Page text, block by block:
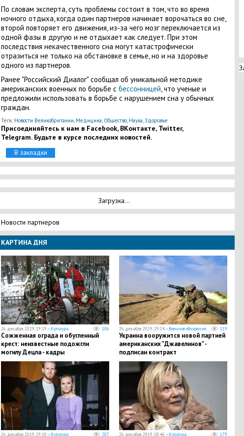
По словам эксперта, суть проблемы состоит в том, что во время
ночного отдыха, когда один партнеров начинает ворочаться во сне,
второй повторяет его движения, из-за чего мозг переключается из
одной фазы в другую и не отдыхает как следует. При этом
последствия некачественного сна могут катастрофически
отразиться не только на обстановке в семье, но и на здоровье
одного из партнеров.
Ранее "Российский Диалог" сообщал об уникальной методике
американских военных по борьбе с бессонницей, что ученые и
предложили использовать в борьбе с нарушением сна у обычных
граждан.
Теги: Новости Великобритании, Медицина, Общество, Наука,Здоровье
Присоединяйтесь к нам в Facebook, ВКонтакте, Twitter,
Telegram. Будьте в курсе последних новостей.
В закладки
Загрузка...
Новости партнеров
КАРТИНА ДНЯ
26 декабря 2019, 19:19 —Культура 106
​Сожженная ограда и обугленный
крест: неизвестные подожгли
могилу Децла - кадры
26 декабря 2019, 19:14 —Военное обозрение 119
Украина вооружится новой партией
американских "Джавелинов" -
подписан контракт
26 декабря 2019, 19:10 —Культура 207 26 декабря 2019, 18:46 —Культура 179